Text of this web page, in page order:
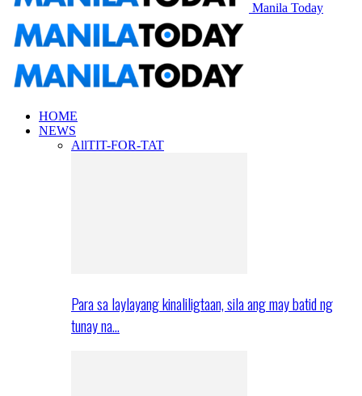
Manila Today
HOME
NEWS
AllTIT-FOR-TAT
Para sa laylayang kinaliligtaan, sila ang may batid ng
tunay na…